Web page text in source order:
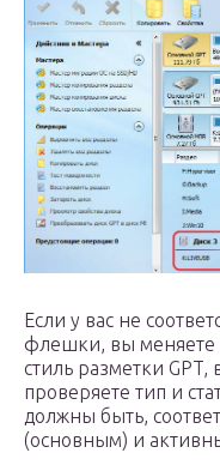
Если у вас не
флешки, вы меняете
стиль разметки
проверяете тип и
должны быть,
(основным) и